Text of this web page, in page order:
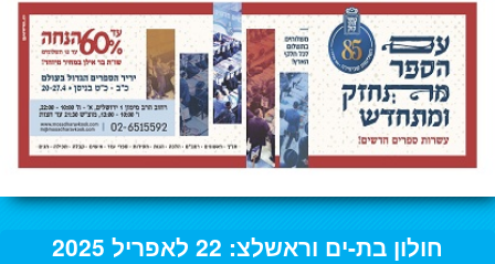
חולון בת-ים וראשלצ: 22 לאפריל 2025